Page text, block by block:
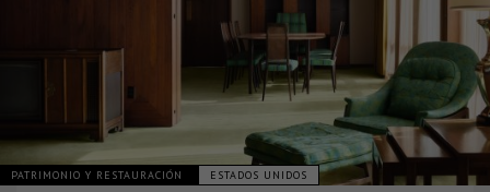
PATRIMONIO Y RESTAURACIÓN ESTADOS UNIDOS